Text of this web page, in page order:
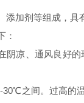
剂等组成，具
：
凉、通风良好的
之间。过高的温